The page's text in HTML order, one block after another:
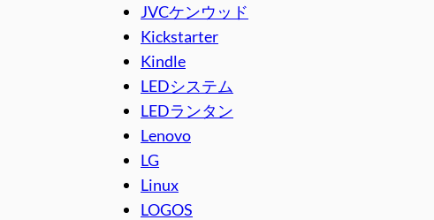
JVCケンウッド
Kickstarter
Kindle
LEDシステム
LEDランタン
Lenovo
LG
Linux
LOGOS